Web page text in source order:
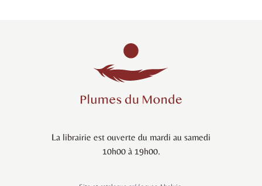
La librairie est ouverte du mardi au samedi
10h00 à 19h00.